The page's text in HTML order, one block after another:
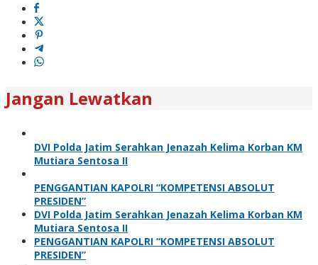
Jangan Lewatkan
DVI Polda Jatim Serahkan Jenazah Kelima Korban KM
Mutiara Sentosa II
PENGGANTIAN KAPOLRI “KOMPETENSI ABSOLUT
PRESIDEN”
DVI Polda Jatim Serahkan Jenazah Kelima Korban KM
Mutiara Sentosa II
PENGGANTIAN KAPOLRI “KOMPETENSI ABSOLUT
PRESIDEN”